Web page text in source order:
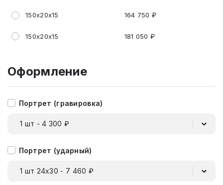
150х20х15 164 750 ₽
150х20х15 181 050 ₽
Оформление
Портрет (гравировка)
1 шт - 4 300 ₽
Портрет (ударный)
1 шт 24х30 - 7 460 ₽